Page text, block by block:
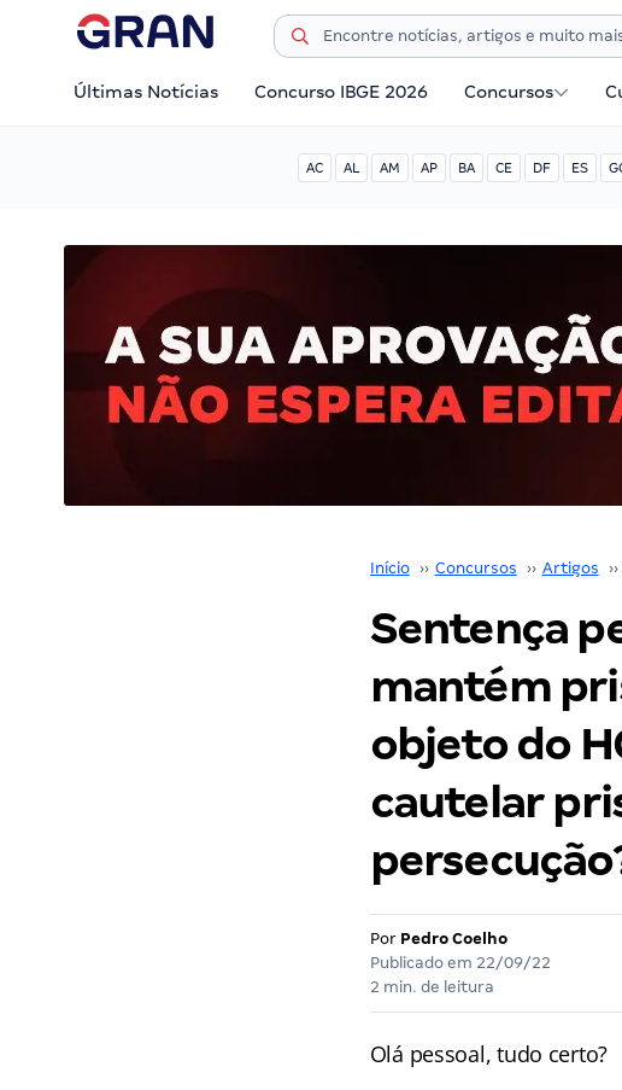
Últimas Notícias Concurso IBGE 2026 Concursos
AC AL AM AP BA CE DF ES
Início ›› Concursos ›› Artigos ››
Sentença
mantém
objeto do
cautelar
Por Pedro Coelho
Publicado em 22/09/22
2 min. de leitura
Olá pessoal, tudo certo?